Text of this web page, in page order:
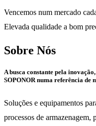
Vencemos num mercado
Elevada qualidade a bom
Sobre Nós
A busca constante pela
SOPONOR numa referência de
Soluções e equipamentos
processos de armazenagem,